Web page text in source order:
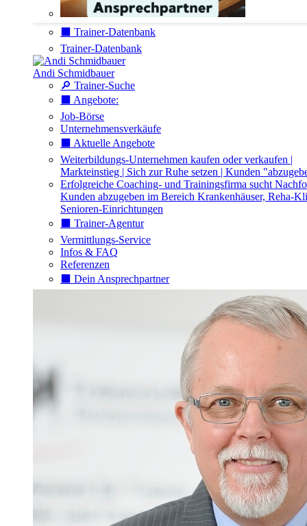
⬛️ Trainer-Datenbank
Trainer-Datenbank
Andi Schmidbauer
🔎 Trainer-Suche
⬛️ Angebote:
Job-Börse
Unternehmensverkäufe
⬛️ Aktuelle Angebote
Weiterbildungs-Unternehmen kaufen oder verkaufen |
Markteinstieg | Sich zur Ruhe setzen | Kunden
Erfolgreiche Coaching- und Trainingsfirma sucht
Kunden abzugeben im Bereich Krankenhäuser, Reha-
Senioren-Einrichtungen
⬛️ Trainer-Agentur
Vermittlungs-Service
Infos & FAQ
Referenzen
⬛️ Dein Ansprechpartner